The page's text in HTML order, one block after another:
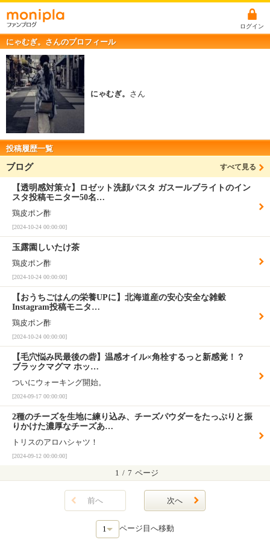
ログイン
にゃむぎ。さんのプロフィール
にゃむぎ。 さん
投稿履歴一覧
ブログ すべて見る
【透明感対策☆】ロゼット洗顔パスタ ガスールブライトのイン
スタ投稿モニター50名…
鶏皮ポン酢
[2024-10-24 00:00:00]
玉露園しいたけ茶
鶏皮ポン酢
[2024-10-24 00:00:00]
【おうちごはんの栄養UPに】北海道産の安心安全な雑穀
Instagram投稿モニタ…
鶏皮ポン酢
[2024-10-24 00:00:00]
【毛穴悩み民最後の砦】温感オイル×角栓するっと新感覚！？
ブラックマグマ ホッ…
ついにウォーキング開始。
[2024-09-17 00:00:00]
2種のチーズを生地に練り込み、チーズパウダーをたっぷりと振
りかけた濃厚なチーズあ…
トリスのアロハシャツ！
[2024-09-12 00:00:00]
1 / 7 ページ
前へ 次へ
ページ目へ移動